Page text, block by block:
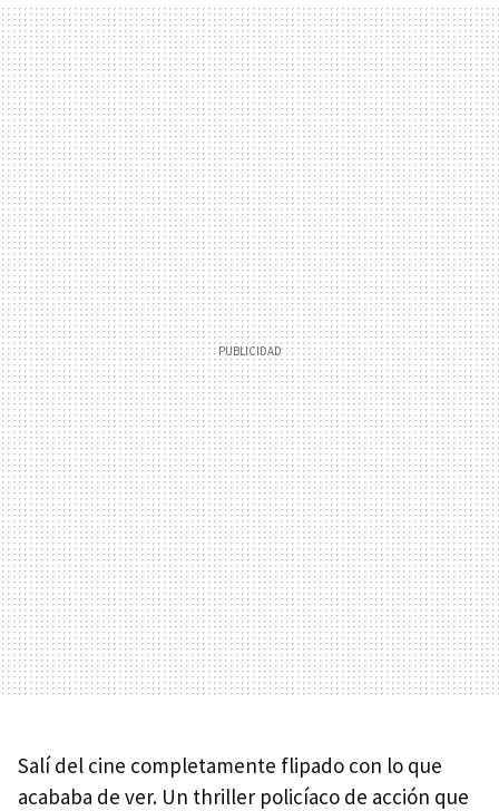
Salí del cine completamente flipado con lo que
acababa de ver. Un thriller policíaco de acción que